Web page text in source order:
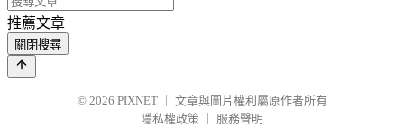
推薦文章
關閉搜尋
© 2026 PIXNET
文章與圖片權利屬原作者所有
隱私權政策
服務聲明